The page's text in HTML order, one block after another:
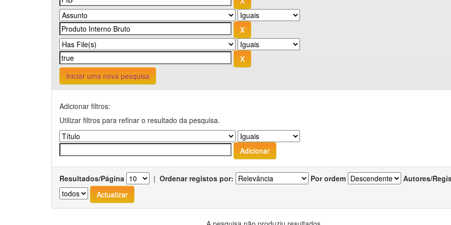
Iniciar uma nova pesquisa
Adicionar filtros:
Utilizar filtros para refinar o resultado da pesquisa.
Resultados/Página | Ordenar registos por: Por ordem Autores/